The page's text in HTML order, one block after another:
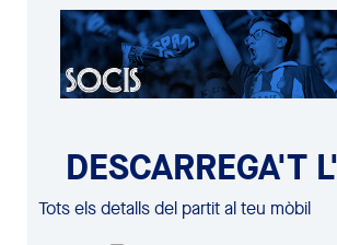
DESCARREGA'T
Tots els detalls del partit al teu mòbil